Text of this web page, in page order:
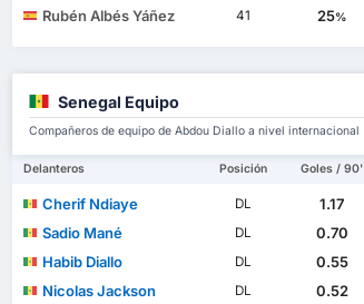
Rubén Albés Yáñez 41 25%
Senegal Equipo
Compañeros de equipo de Abdou Diallo a nivel internacional
Delanteros Posición Goles / 90'
Cherif Ndiaye DL
1.17
Sadio Mané
DL
0.70
Habib Diallo
DL
0.55
Nicolas Jackson
DL
0.52